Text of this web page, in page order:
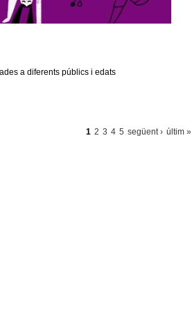
a diferents públics i edats
1 2 3 4 5 següent › últim »